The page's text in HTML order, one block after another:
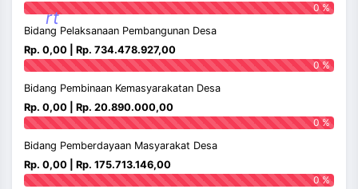
rt
0 %
Bidang Pelaksanaan Pembangunan Desa
Rp. 0,00 | Rp. 734.478.927,00
0 %
Bidang Pembinaan Kemasyarakatan Desa
Rp. 0,00 | Rp. 20.890.000,00
0 %
Bidang Pemberdayaan Masyarakat Desa
Rp. 0,00 | Rp. 175.713.146,00
0 %